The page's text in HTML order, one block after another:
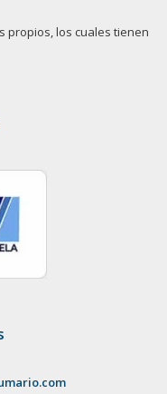
propios, los cuales tienen